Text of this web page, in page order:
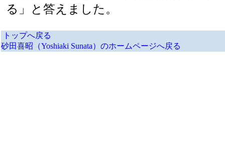
る」と答えました。
トップへ戻る
砂田喜昭（Yoshiaki Sunata）のホームページへ戻る